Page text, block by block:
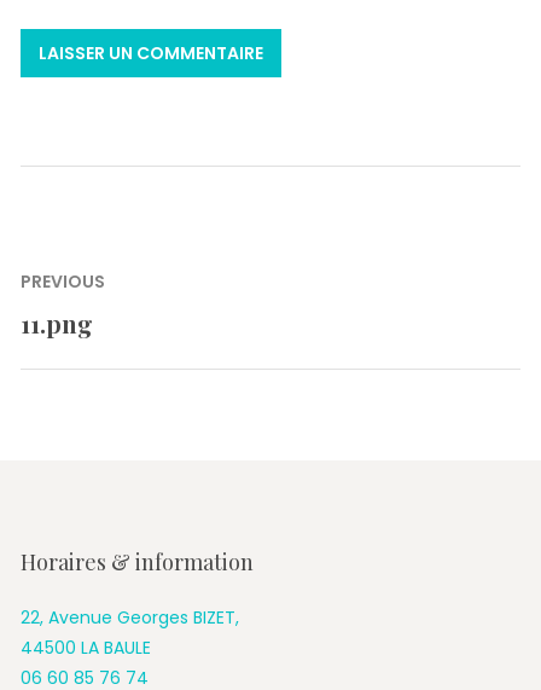
Navigation
de
PREVIOUS
Previous
11.png
Horaires & information
22, Avenue Georges BIZET,
44500 LA BAULE
06 60 85 76 74